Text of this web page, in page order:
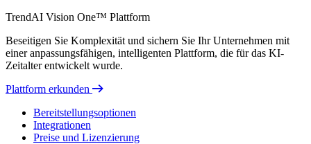
TrendAI Vision One™ Plattform
Beseitigen Sie Komplexität und sichern Sie Ihr Unternehmen mit
einer anpassungsfähigen, intelligenten Plattform, die für das KI-
Zeitalter entwickelt wurde.
Plattform erkunden
Bereitstellungsoptionen
Integrationen
Preise und Lizenzierung